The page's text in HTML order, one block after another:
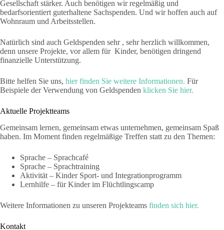
Gesellschaft stärker. Auch benötigen wir regelmäßig und
bedarfsorientiert guterhaltene Sachspenden. Und wir hoffen auch auf
Wohnraum und Arbeitsstellen.
Natürlich sind auch Geldspenden sehr , sehr herzlich willkommen,
denn unsere Projekte, vor allem für Kinder, benötigen dringend
finanzielle Unterstützung.
Bitte helfen Sie uns, hier finden Sie weitere Informationen. Für
Beispiele der Verwendung von Geldspenden klicken Sie hier.
Aktuelle Projektteams
Gemeinsam lernen, gemeinsam etwas unternehmen, gemeinsam Spaß
haben. Im Moment finden regelmäßige Treffen statt zu den Themen:
Sprache – Sprachcafé
Sprache – Sprachtraining
Aktivität – Kinder Sport- und Integrationprogramm
Lernhilfe – für Kinder im Flüchtlingscamp
Weitere Informationen zu unseren Projekteams finden sich hier.
Kontakt